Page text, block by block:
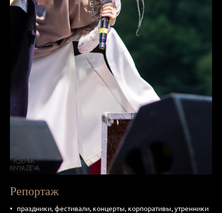
Репортаж
праздники, фестивали, концерты, корпоративы, утренники